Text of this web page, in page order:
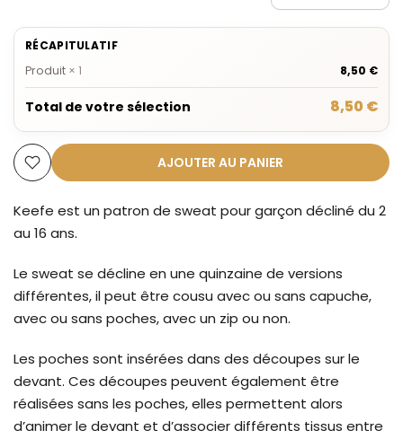
RÉCAPITULATIF
Produit × 1 8,50 €
Total de votre sélection 8,50 €
AJOUTER AU PANIER
Keefe est un patron de sweat pour garçon décliné du 2
au 16 ans.
Le sweat se décline en une quinzaine de versions
différentes, il peut être cousu avec ou sans capuche,
avec ou sans poches, avec un zip ou non.
Les poches sont insérées dans des découpes sur le
devant. Ces découpes peuvent également être
réalisées sans les poches, elles permettent alors
d’animer le devant et d’associer différents tissus entre